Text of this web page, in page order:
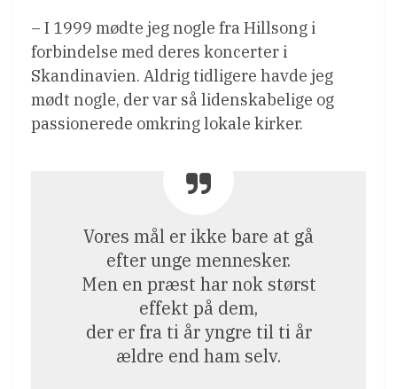
– I 1999 mødte jeg nogle fra Hillsong i
forbindelse med deres koncerter i
Skandinavien. Aldrig tidligere havde jeg
mødt nogle, der var så lidenskabelige og
passionerede omkring lokale kirker.
Vores mål er ikke bare at gå
efter unge mennesker.
Men en præst har nok størst
effekt på dem,
der er fra ti år yngre til ti år
ældre end ham selv.